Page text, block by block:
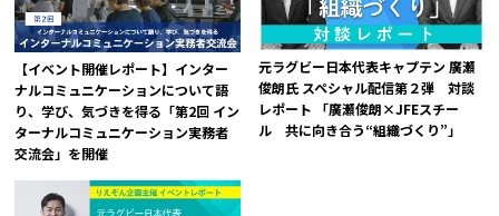
【イベント開催レポート】インター
ナルコミュニケーションについて語
り、学び、気づきを得る「第2回 イン
ターナルコミュニケーション実務者
交流会」を開催
元ラグビー日本代表キャプテン 廣瀬
俊朗氏 スペシャル配信第２弾 対談
レポート 「廣瀬俊朗×JFEスチー
ル 共に向き合う“組織づくり”」